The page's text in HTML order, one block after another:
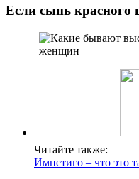
Если сыпь красного
Читайте также:
Импетиго – что это